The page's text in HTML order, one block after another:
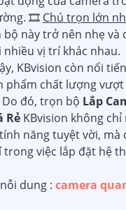
🎞 Chú trọn lớn
bộ này trở nên nhẹ và
vị trí khác nhau.
KBvision còn nổi
phẩm chất lượng
đó, trọn bộ Lắp
Rẻ KBvision không
năng tuyệt vời, mà
trong việc lắp đặt hệ
dung : camera